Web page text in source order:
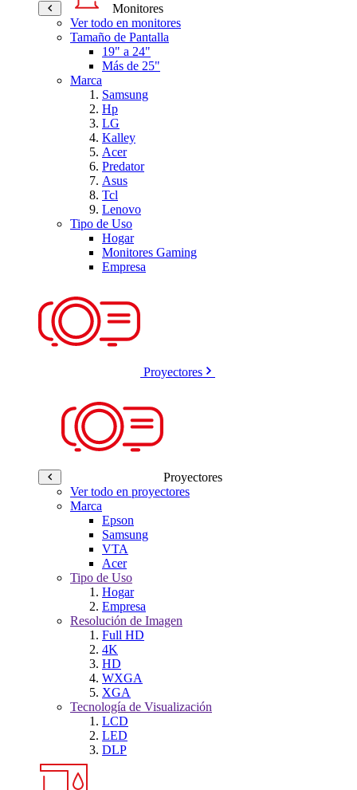
Monitores
Ver todo en monitores
Tamaño de Pantalla
19" a 24"
Más de 25"
Marca
Samsung
Hp
LG
Kalley
Acer
Predator
Asus
Tcl
Lenovo
Tipo de Uso
Hogar
Monitores Gaming
Empresa
Proyectores
Proyectores
Ver todo en proyectores
Marca
Epson
Samsung
VTA
Acer
Tipo de Uso
Hogar
Empresa
Resolución de Imagen
Full HD
4K
HD
WXGA
XGA
Tecnología de Visualización
LCD
LED
DLP